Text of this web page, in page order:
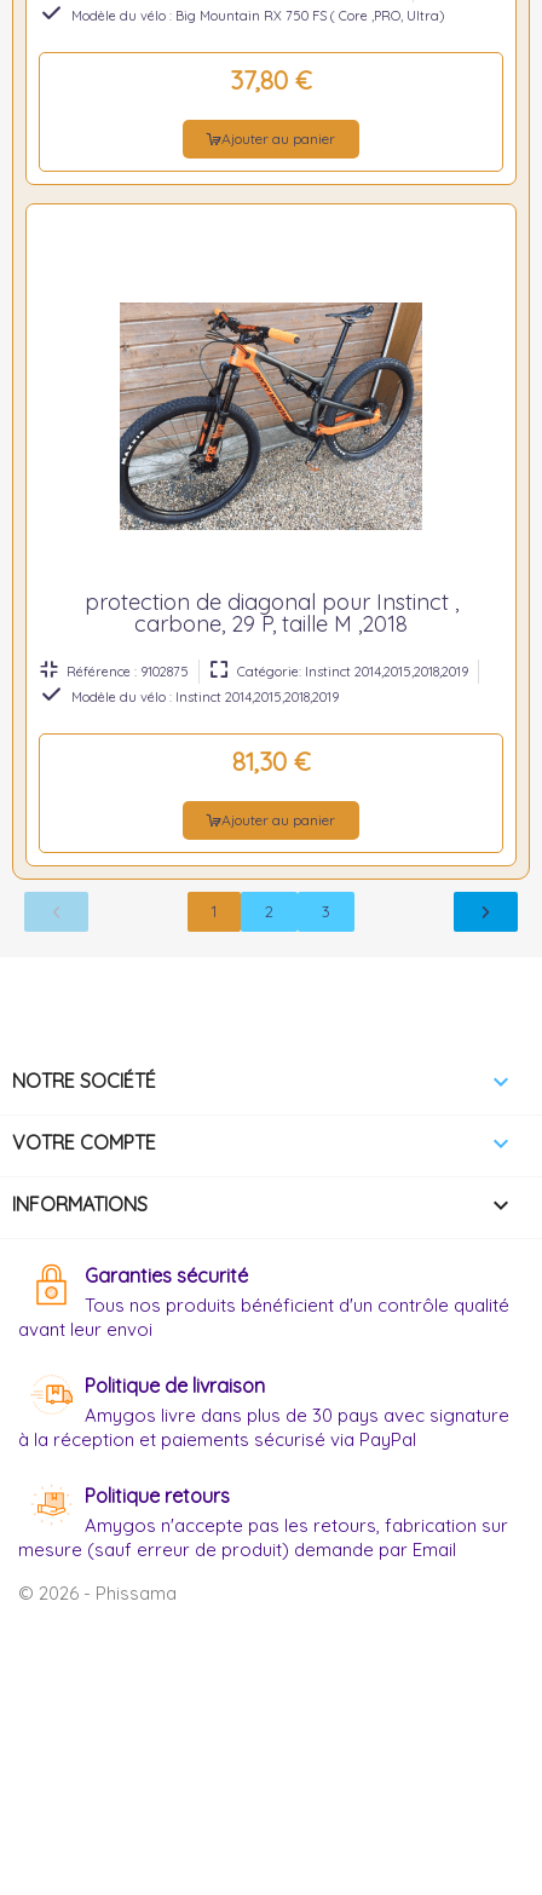
Modèle du vélo : Big Mountain RX 750 FS ( Core ,PRO, Ultra)
37,80 €
Ajouter au panier
protection de diagonal pour Instinct ,
carbone, 29 P, taille M ,2018
Référence : 9102875
Catégorie: Instinct 2014,2015,2018,2019
Modèle du vélo : Instinct 2014,2015,2018,2019
81,30 €
Ajouter au panier
1 2 3
NOTRE SOCIÉTÉ 
VOTRE COMPTE 
INFORMATIONS keyboard_arrow_down
Garanties sécurité
Tous nos produits bénéficient d'un contrôle qualité
avant leur envoi
Politique de livraison
Amygos livre dans plus de 30 pays avec signature
à la réception et paiements sécurisé via PayPal
Politique retours
Amygos n'accepte pas les retours, fabrication sur
mesure (sauf erreur de produit) demande par Email
© 2026 - Phissama